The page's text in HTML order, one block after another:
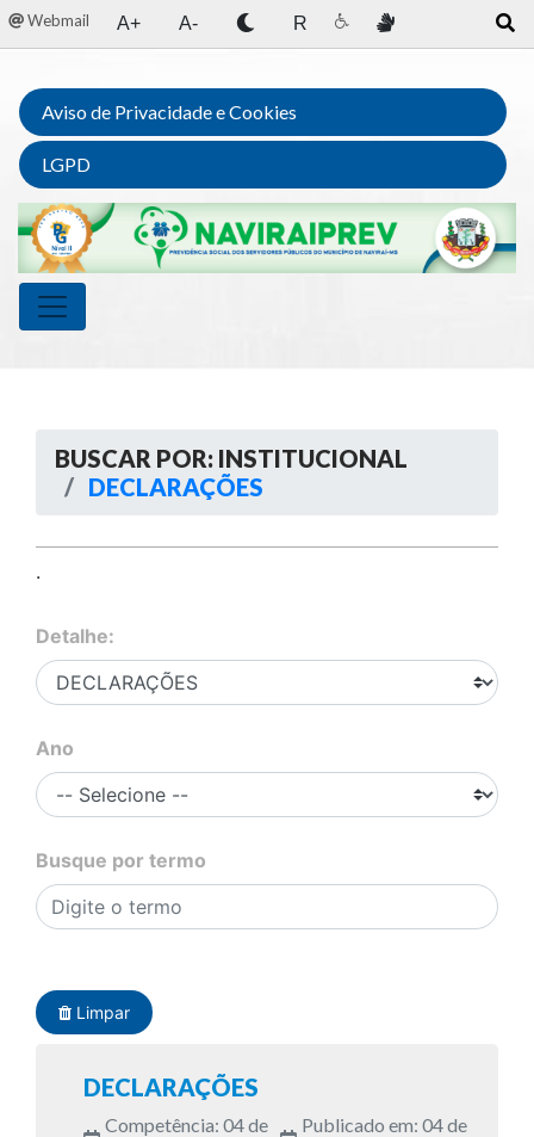
Webmail A+ A- R
Aviso de Privacidade e Cookies
LGPD
BUSCAR POR: INSTITUCIONAL
DECLARAÇÕES
.
Detalhe:
Ano
Busque por termo
Limpar
DECLARAÇÕES
Competência: 04 de
Publicado em: 04 de